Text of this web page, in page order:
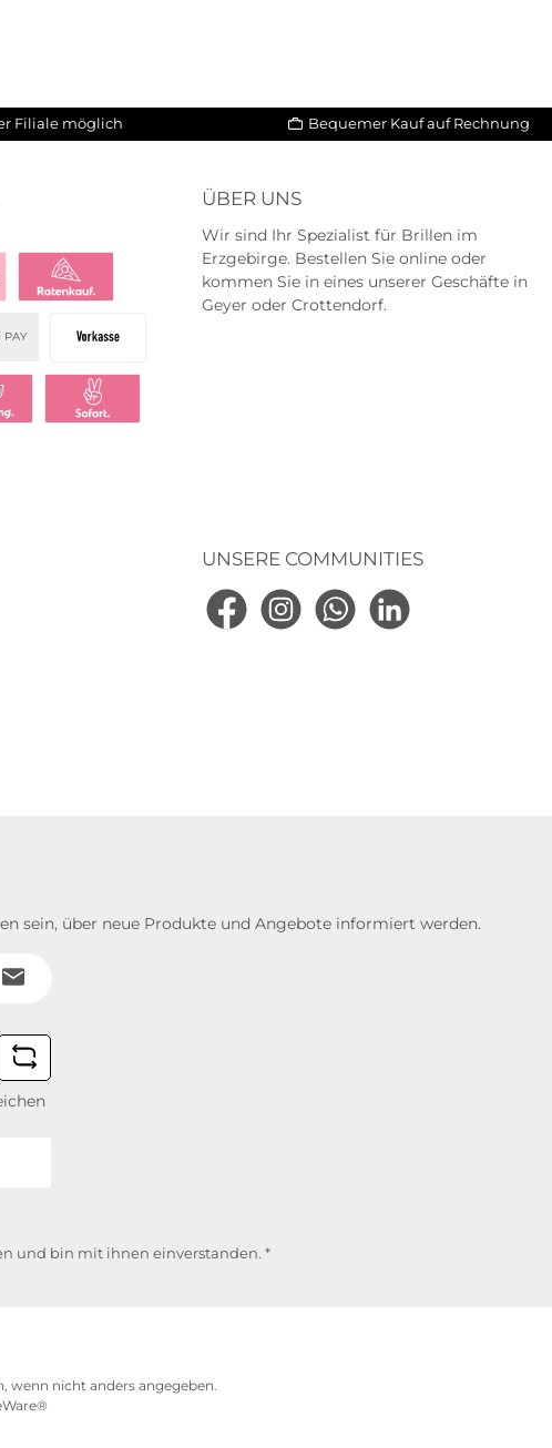
Filiale möglich Bequemer Kauf auf Rechnung
PAY
Vorkasse
Klarna
ÜBER UNS
Wir sind Ihr Spezialist für Brillen im
Erzgebirge. Bestellen Sie online oder
kommen Sie in eines unserer Geschäfte in
Geyer oder Crottendorf.
UNSERE COMMUNITIES
FacebookInstagramWhatsAppLinkedIn
sein, über neue Produkte und Angebote informiert werden.
und bin mit ihnen einverstanden. *
wenn nicht anders angegeben.